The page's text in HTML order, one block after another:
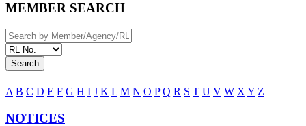
MEMBER SEARCH
Search
A B C D E F G H I J K L M N O P Q R S T U V W X Y Z
NOTICES